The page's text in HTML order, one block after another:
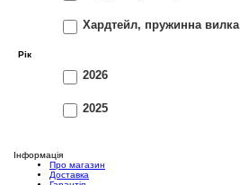
Хардтейл, пружинна вилка
Рік
2026
2025
Інформація
Про магазин
Доставка